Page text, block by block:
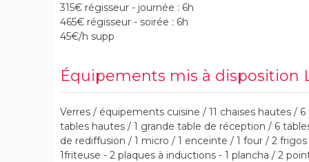
315€ régisseur - journée : 6h
465€ régisseur - soirée : 6h
45€/h supp
Équipements mis à disposition
Verres / équipements cuisine / 11 chaises hautes /
tables hautes / 1 grande table de réception / 6
de rediffusion / 1 micro / 1 enceinte / 1 four / 2
1friteuse - 2 plaques à inductions - 1 plancha / 2